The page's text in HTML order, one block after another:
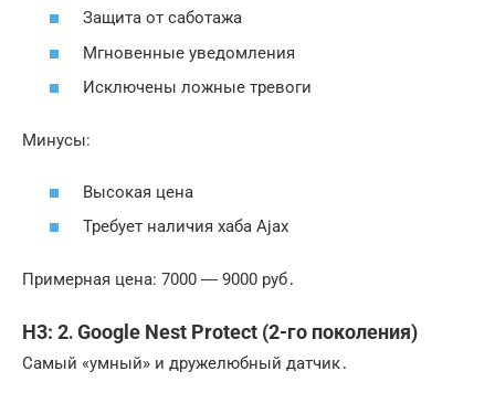
Защита от саботажа
Мгновенные уведомления
Исключены ложные тревоги
Минусы:
Высокая цена
Требует наличия хаба Ajax
Примерная цена: 7000 ― 9000 руб․
H3: 2․ Google Nest Protect (2-го поколения)
Самый «умный» и дружелюбный датчик․